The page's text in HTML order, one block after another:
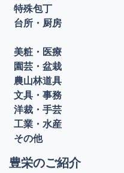
特殊包丁
台所・厨房
美粧・医療
園芸・盆栽
農山林道具
文具・事務
洋裁・手芸
工業・水産
その他
豊栄のご紹介